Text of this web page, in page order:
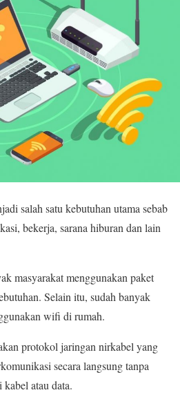
salah satu kebutuhan utama sebab
bekerja, sarana hiburan dan lain
masyarakat menggunakan paket
Selain itu, sudah banyak
wifi di rumah.
protokol jaringan nirkabel yang
secara langsung tanpa
atau data.